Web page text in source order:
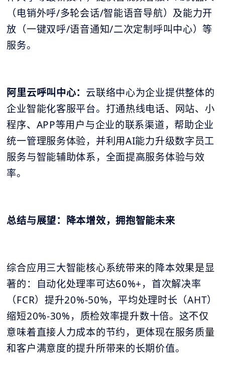
（电销外呼/多轮会话/智能语音导航）及能力开
放（一键双呼/语音通知/二次定制呼叫中心）等
服务。
阿里云呼叫中心： 云联络中心为企业提供整体的
企业智能化客服平台。打通热线电话、网站、小
程序、APP等用户与企业的联系渠道，帮助企业
统一管理服务体验，并利用AI能力升级数字员工
服务与智能辅助体系，全面提高服务体验与效
率。
总结与展望：降本增效，拥抱智能未来
综合应用三大智能核心系统带来的降本效果是显
著的：自动化处理率可达60%+，首次解决率
（FCR）提升20%-50%，平均处理时长（AHT）
缩短20%-30%，质检效率提升数十倍。这不仅
意味着直接人力成本的节约，更体现在服务质量
和客户满意度的提升所带来的长期价值。